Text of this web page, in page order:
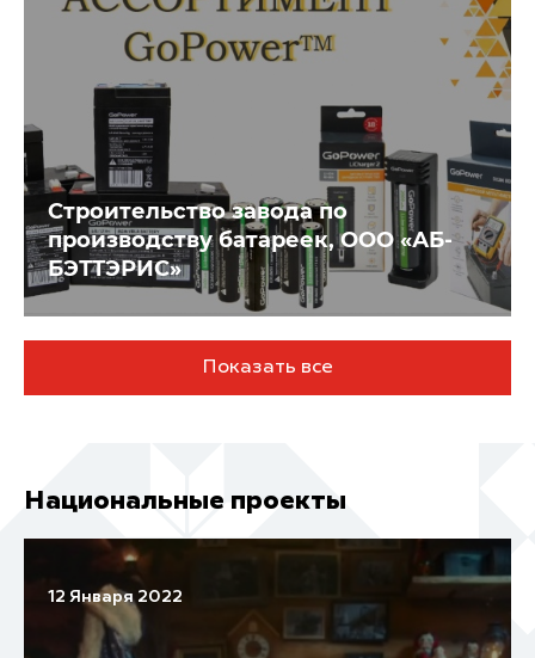
Строительство завода по
производству батареек, ООО «АБ-
БЭТТЭРИС»
Показать все
Национальные проекты
12 Января 2022